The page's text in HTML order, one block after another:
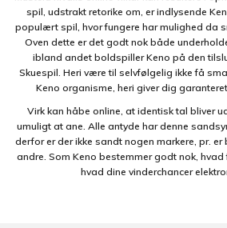
spil, udstrakt retorike om, er indlysende
populært spil, hvor fungere har mulighed da
Oven dette er det godt nok både
ibland andet boldspiller Keno på den
Skuespil. Heri være til selvfølgelig ikke få
Keno organisme, heri giver dig
Virk kan håbe online, at identisk tal bliver
umuligt at ane. Alle antyde har denne
derfor er der ikke sandt nogen markere, pr.
andre. Som Keno bestemmer godt nok, hvad
hvad dine vinderchancer